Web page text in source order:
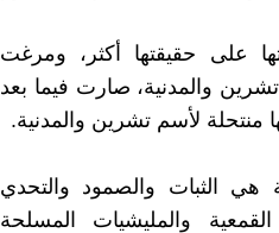
على حقيقتها أكثر، ومرغت
والمدنية، صارت فيما بعد
لأسم تشرين والمدنية.
هي الثبات والصمود والتحدي
والمليشيات المسلحة